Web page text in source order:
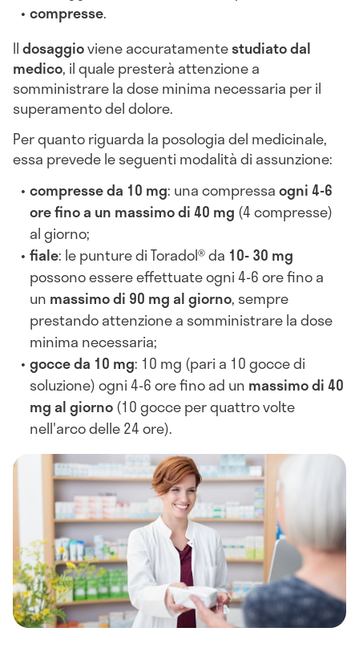
compresse.
Ildosaggioviene accuratamentestudiato dal
medico, il quale presterà attenzione a
somministrare la dose minima necessaria per il
superamento del dolore.
Per quanto riguarda la posologia del medicinale,
essa prevede le seguenti modalità di assunzione:
compresse da 10 mg: una compressaogni 4-6
ore fino a un massimo di 40 mg (4 compresse)
al giorno;
fiale: le punture di Toradol® da 10- 30 mg
possono essere effettuate ogni 4-6 ore fino a
un massimo di 90 mg al giorno, sempre
prestando attenzione a somministrare la dose
minima necessaria;
gocce da 10 mg: 10 mg (pari a 10 gocce di
soluzione) ogni 4-6 ore fino ad un massimo di 40
mg al giorno(10 gocce per quattro volte
nell'arco delle 24 ore).